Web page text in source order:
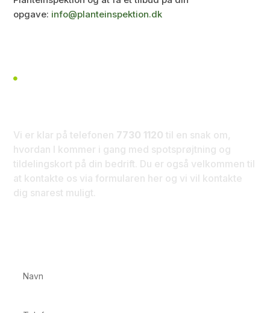
opgave: info@planteinspektion.dk

Vi er klar på telefonen 7730 1120 til en snak om,
hvordan I kommer i gang med spotsprøjtning og
tildelingskort på din bedrift. Du er også velkommen til
at kontakte os via formularen her og vi vil kontakte
dig snarest muligt.